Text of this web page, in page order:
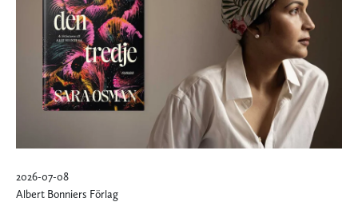
2026-07-08
Albert Bonniers Förlag